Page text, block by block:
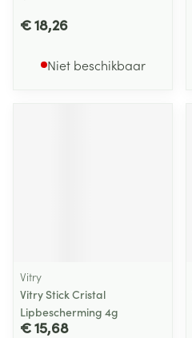
€ 18,26
Niet beschikbaar
Vitry
Vitry Stick Cristal
Lipbescherming 4g
€ 15,68